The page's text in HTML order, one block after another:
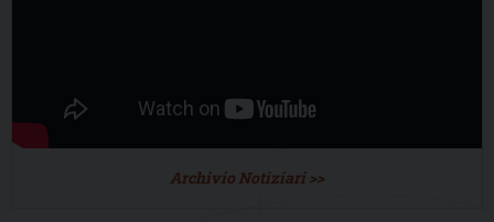
Archivio Notiziari >>